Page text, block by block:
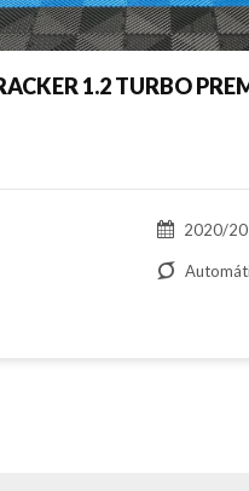
1.2 TURBO
2020/